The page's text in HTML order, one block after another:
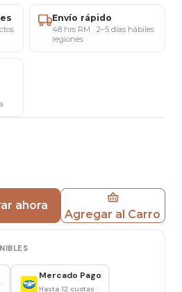
espacios con un diseño
efecto madera
metálica
Envío rápido
48 hrs RM · 2–5 días hábiles
regiones
Agregar al Carro
ahora
Mercado Pago
Hasta 12 cuotas